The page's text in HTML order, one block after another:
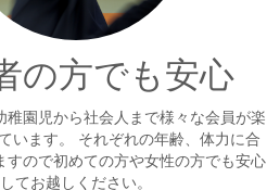
の方でも安心
稚園児から社会人まで様々な会員が楽
います。 それぞれの年齢、体力に合
すので初めての方や女性の方でも安心
してお越しください。